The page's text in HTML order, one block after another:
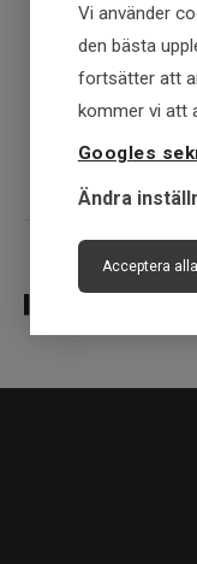
Vi använder
den bästa
fortsätter att
kommer vi att
Googles
Ändra
Acceptera alla